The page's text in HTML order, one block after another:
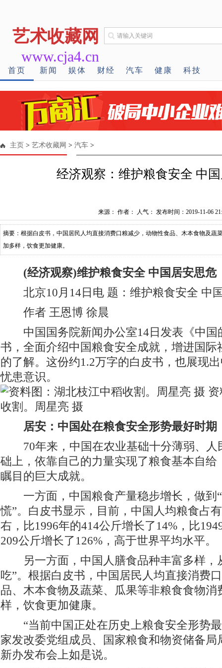
艺术收藏网
www.cja4.cn
首页 新闻 娱体 财经 汽车 健康 科技
主页 > 艺术收藏网 > 汽车 >
经济观察：维护粮食安全 中
来源： 作者： 人气： 发布时间：2019-11-06
摘要：根据白皮书，中国居民人均直接消费口粮减少，动物性食品、木本食物及蔬
加多样，饮食更加健康。
(经济观察)维护粮食安全 中国居安思危
北京10月14日电 题：维护粮食安全 中
作者 王恩博 徐晨
中国国务院新闻办公室14日发表《中国
书，全面介绍中国粮食安全成就，增进国际
的了解。这份约1.2万字的白皮书，也展现
忧患意识。
收割。周星亮 摄
居安：中国处在粮食安全形势最好时期
70年来，中国在农业基础十分薄弱、人
础上，依靠自己的力量实现了粮食基本自给
瞩目的巨大成就。
一方面，中国粮食产量稳步增长，做到“
慌”。白皮书显示，目前，中国人均粮食占
右，比1996年的414公斤增长了14%，比
209公斤增长了126%，高于世界平均水平。
另一方面，中国人膳食品种丰富多样，
吃”。根据白皮书，中国居民人均直接消费
品、木本食物及蔬菜、瓜果等非粮食食物消
样，饮食更加健康。
“当前中国正处在历史上粮食安全形势最
家发改委党组成员、国家粮食和物资储备局
新办发布会上如是说。